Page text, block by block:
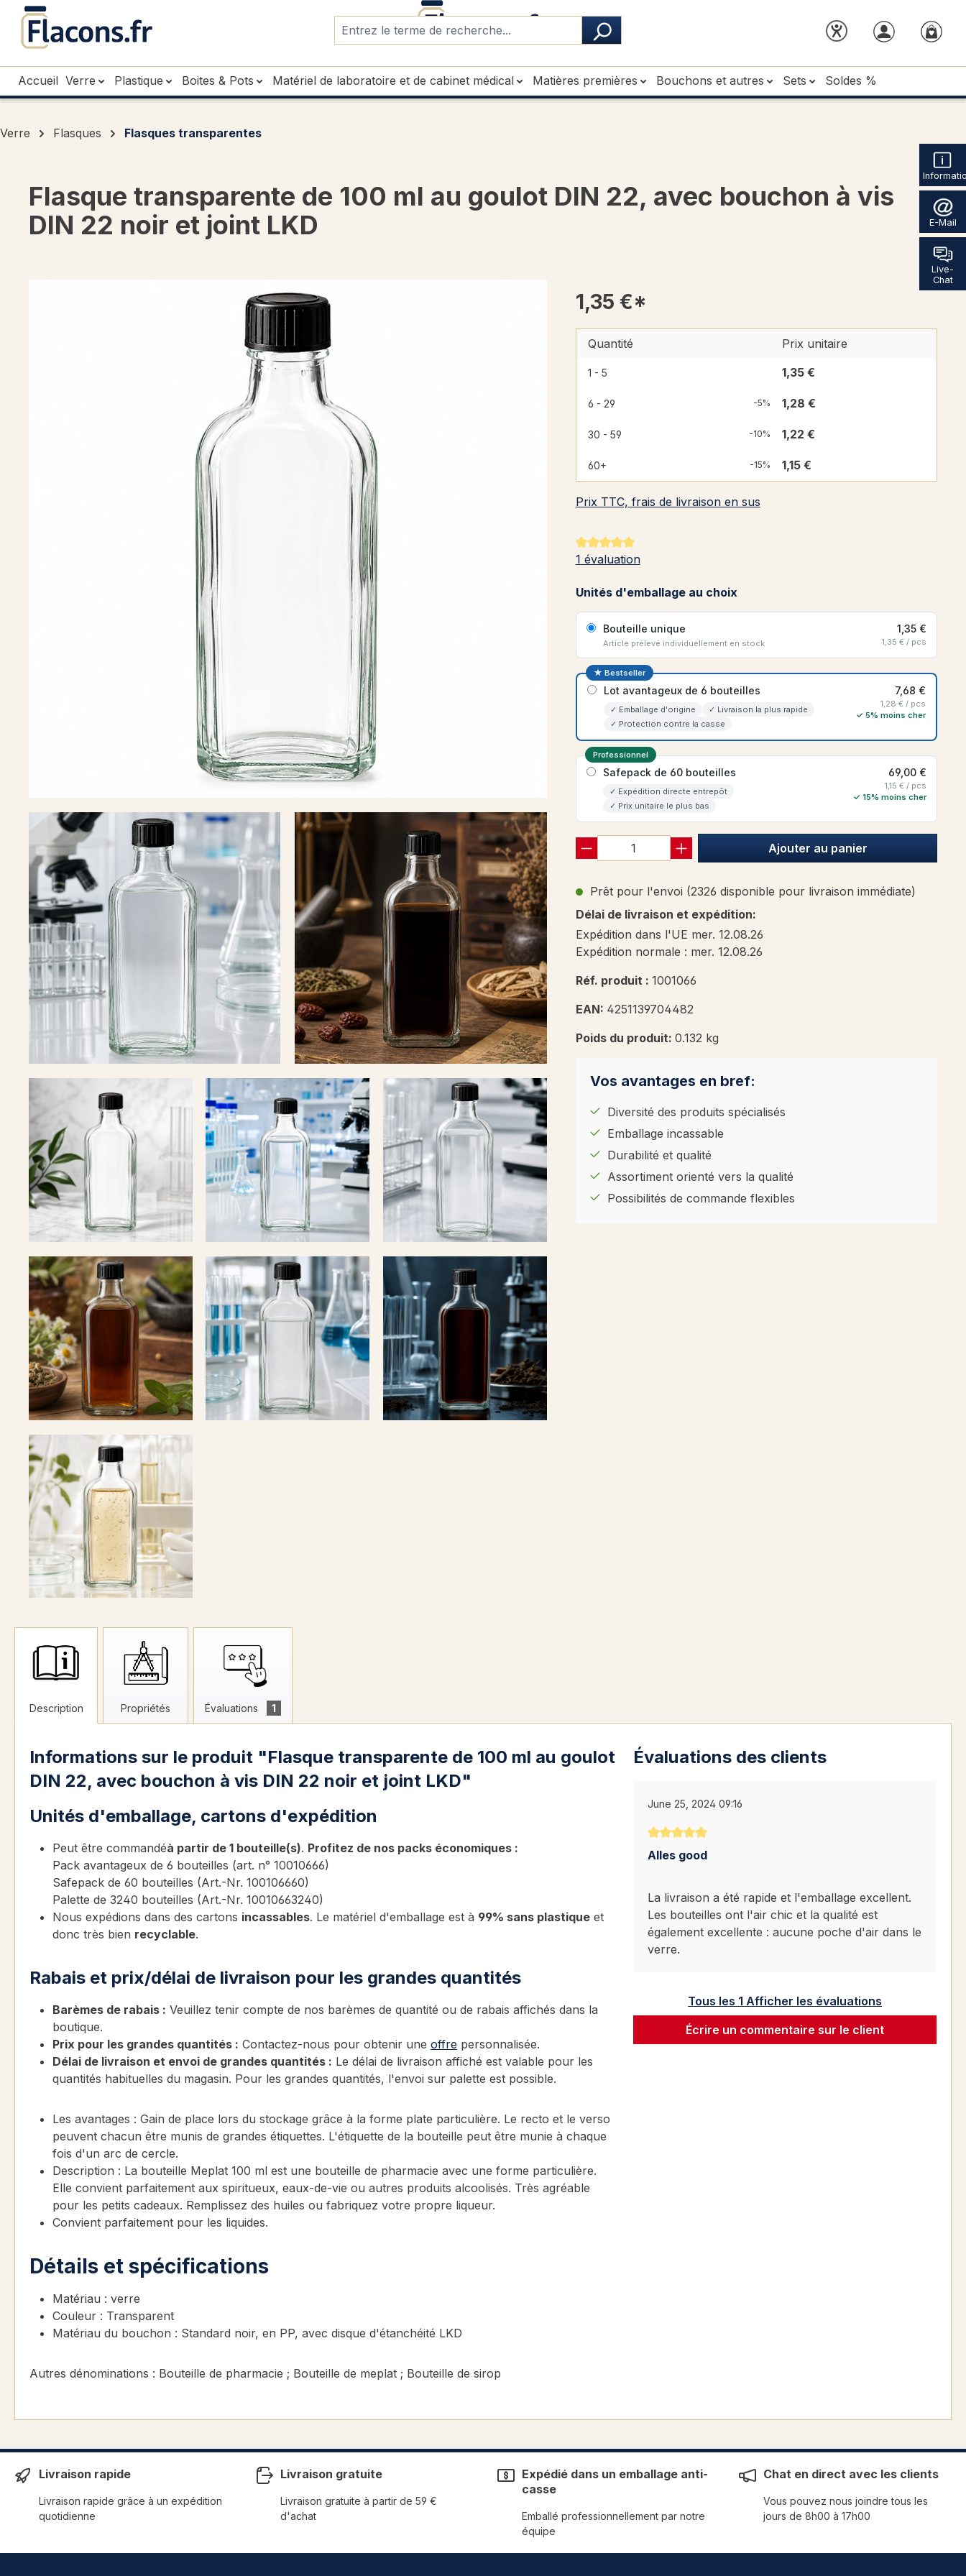
au contenu principal
Passer à la recherche
Passer à la navigation principale
E-Mail
Live-
Chat
Accueil Verre Plastique Boites & Pots Matériel de laboratoire et de cabinet médical Matières premières Bouchons et autres Sets Soldes %
Verre Flasques Flasques transparentes
Flasque transparente de 100 ml au goulot DIN 22, avec bouchon à vis
DIN 22 noir et joint LKD
1,35 €*
Quantité Prix unitaire
1 - 5 1,35 €
6 - 29 -5% 1,28 €
30 - 59 -10% 1,22 €
60+ -15% 1,15 €
Prix TTC, frais de livraison en sus
Note moyenne de 5 sur 5 étoiles
1 évaluation
Unités d'emballage au choix
Bouteille unique
Article prélevé individuellement en stock
1,35 €
1,35 € / pcs
★ Bestseller
Lot avantageux de 6 bouteilles
✓ Emballage d'origine
✓ Livraison la plus rapide
✓ Protection contre la casse
7,68 €
1,28 € / pcs
✓ 5% moins cher
Professionnel
Safepack de 60 bouteilles
✓ Expédition directe entrepôt
✓ Prix unitaire le plus bas
69,00 €
1,15 € / pcs
✓ 15% moins cher
Ajouter au panier
Prêt pour l'envoi (2326 disponible pour livraison immédiate)
Délai de livraison et expédition:
Expédition dans l'UE mer. 12.08.26
Expédition normale : mer. 12.08.26
Réf. produit : 1001066
EAN: 4251139704482
Poids du produit: 0.132 kg
Vos avantages en bref:
Diversité des produits spécialisés
Emballage incassable
Durabilité et qualité
Assortiment orienté vers la qualité
Possibilités de commande flexibles
Description Propriétés Évaluations 1
Informations sur le produit "Flasque transparente de 100 ml au goulot
DIN 22, avec bouchon à vis DIN 22 noir et joint LKD"
Unités d'emballage, cartons d'expédition
Peut être commandéà partir de 1 bouteille(s). Profitez de nos packs économiques :
Pack avantageux de 6 bouteilles (art. n° 10010666)
Safepack de 60 bouteilles (Art.-Nr. 100106660)
Palette de 3240 bouteilles (Art.-Nr. 10010663240)
Nous expédions dans des cartons incassables. Le matériel d'emballage est à 99% sans plastique et
donc très bien recyclable.
Rabais et prix/délai de livraison pour les grandes quantités
Barèmes de rabais : Veuillez tenir compte de nos barèmes de quantité ou de rabais affichés dans la
boutique.
Prix pour les grandes quantités : Contactez-nous pour obtenir une offre personnalisée.
Délai de livraison et envoi de grandes quantités : Le délai de livraison affiché est valable pour les
quantités habituelles du magasin. Pour les grandes quantités, l'envoi sur palette est possible.
Les avantages : Gain de place lors du stockage grâce à la forme plate particulière. Le recto et le verso
peuvent chacun être munis de grandes étiquettes. L'étiquette de la bouteille peut être munie à chaque
fois d'un arc de cercle.
Description : La bouteille Meplat 100 ml est une bouteille de pharmacie avec une forme particulière.
Elle convient parfaitement aux spiritueux, eaux-de-vie ou autres produits alcoolisés. Très agréable
pour les petits cadeaux. Remplissez des huiles ou fabriquez votre propre liqueur.
Convient parfaitement pour les liquides.
Détails et spécifications
Matériau : verre
Couleur : Transparent
Matériau du bouchon : Standard noir, en PP, avec disque d'étanchéité LKD
Autres dénominations : Bouteille de pharmacie ; Bouteille de meplat ; Bouteille de sirop
Évaluations des clients
June 25, 2024 09:16
Note moyenne de 5 sur 5 étoiles
Alles good
La livraison a été rapide et l'emballage excellent.
Les bouteilles ont l'air chic et la qualité est
également excellente : aucune poche d'air dans le
verre.
Tous les 1 Afficher les évaluations
Écrire un commentaire sur le client
Livraison rapide
Livraison rapide grâce à un expédition
quotidienne
Livraison gratuite
Livraison gratuite à partir de 59 €
d'achat
Expédié dans un emballage anti-
casse
Emballé professionnellement par notre
équipe
Chat en direct avec les clients
Vous pouvez nous joindre tous les
jours de 8h00 à 17h00